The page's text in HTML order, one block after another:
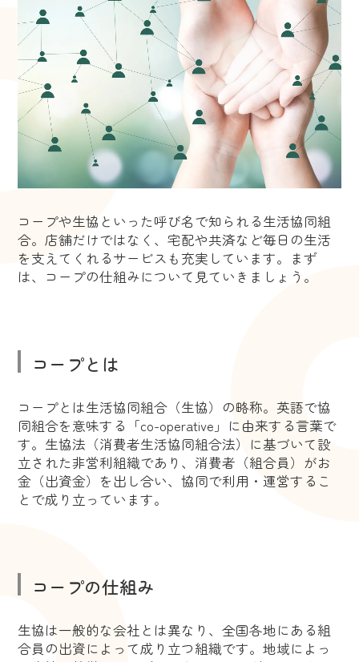
コープや生協といった呼び名で知られる生活協同組
合。店舗だけではなく、宅配や共済など毎日の生活
を支えてくれるサービスも充実しています。まず
は、コープの仕組みについて見ていきましょう。
コープとは
コープとは生活協同組合（生協）の略称。英語で協
同組合を意味する「co-operative」に由来する言葉で
す。生協法（消費者生活協同組合法）に基づいて設
立された非営利組織であり、消費者（組合員）がお
金（出資金）を出し合い、協同で利用・運営するこ
とで成り立っています。
コープの仕組み
生協は一般的な会社とは異なり、全国各地にある組
合員の出資によって成り立つ組織です。地域によっ